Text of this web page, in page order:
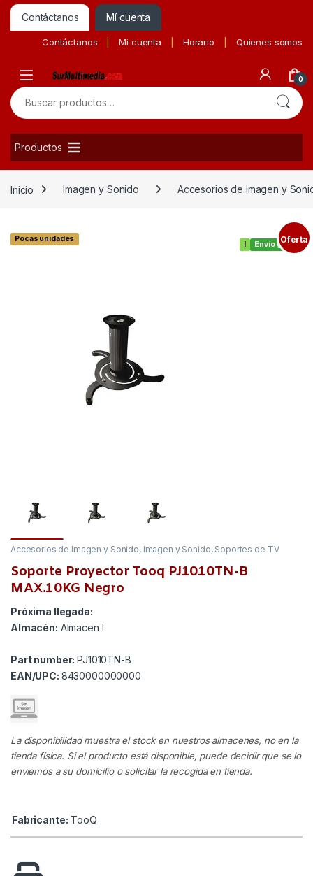
Contáctanos Mí cuenta
Contáctanos Mi cuenta Horario Quienes somos
0
Buscar por:
Productos
Inicio Imagen y Sonido Accesorios de Imagen y
Envío gratis
Oferta
Pocas unidades
Accesorios de Imagen y Sonido, Imagen y Sonido, Soportes de TV
Soporte Proyector Tooq PJ1010TN-B
MAX.10KG Negro
Próxima llegada:
Almacén: Almacen I
Part number: PJ1010TN-B
EAN/UPC: 8430000000000
La disponibilidad muestra el stock en nuestros almacenes, no en la
tienda física. Si el producto está disponible, puede decidir que se lo
enviemos a su domicilio o solicitar la recogida en tienda.
Fabricante: TooQ